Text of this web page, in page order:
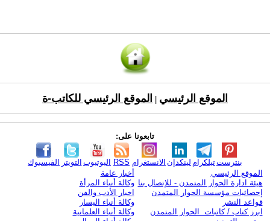
الموقع الرئيسي الموقع الرئيسي للكاتب-ة
تابعونا على:
الفيسبوك التويتر اليوتيوب RSS الانستغرام لينكدإن تيلكرامبنترست
الموقع الرئيسي
هيئة ادارة الحوار المتمدن - للإتصال بنا
إحصائيات مؤسسة الحوار المتمدن
قواعد النشر
ابرز كتاب / كاتبات الحوار المتمدن
أخبار عامة
وكالة أنباء المرأة
اخبار الأدب والفن
وكالة أنباء اليسار
وكالة أنباء العلمانية